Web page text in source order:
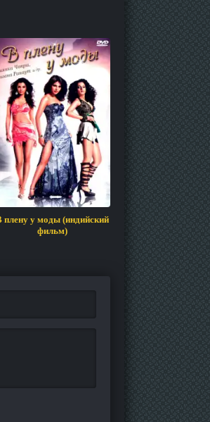
плену у моды (индийский
фильм)
Салам